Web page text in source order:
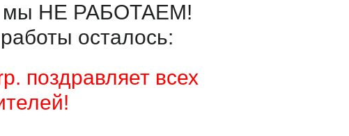
мы НЕ РАБОТАЕМ!
осталось:
поздравляет всех